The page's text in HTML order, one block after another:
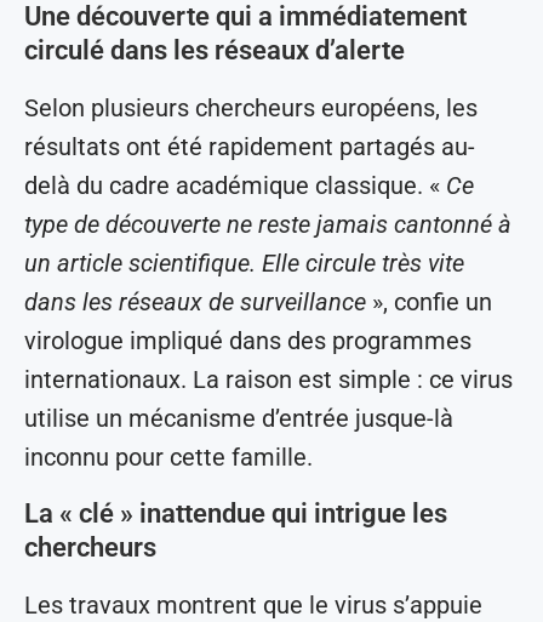
Une découverte qui a immédiatement
circulé dans les réseaux d’alerte
Selon plusieurs chercheurs européens, les
résultats ont été rapidement partagés au-
delà du cadre académique classique. « Ce
type de découverte ne reste jamais cantonné à
un article scientifique. Elle circule très vite
dans les réseaux de surveillance », confie un
virologue impliqué dans des programmes
internationaux. La raison est simple : ce virus
utilise un mécanisme d’entrée jusque-là
inconnu pour cette famille.
La « clé » inattendue qui intrigue les
chercheurs
Les travaux montrent que le virus s’appuie